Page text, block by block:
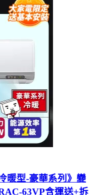
暖型-豪華系列》變
63VP含運送+拆